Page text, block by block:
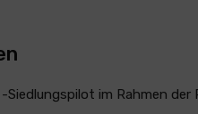
-Siedlungspilot im Rahmen